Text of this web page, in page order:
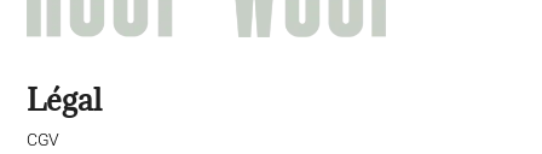
Légal
CGV